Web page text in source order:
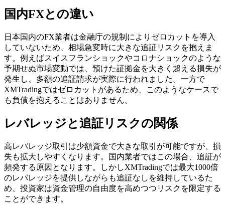
国内FXとの違い
日本国内のFX業者は金融庁の規制によりゼロカットを導入
していないため、相場急変時に大きな追証リスクを抱えま
す。例えばスイスフランショックやコロナショックのような
予期せぬ市場変動では、預けた証拠金を大きく超える損失が
発生し、多額の追証請求が実際に行われました。一方で
XMTradingではゼロカットがあるため、このようなケースで
も負債を抱えることはありません。
レバレッジと追証リスクの関係
高レバレッジ取引は少額資金で大きな取引が可能ですが、損
失も拡大しやすくなります。国内業者ではこの場合、追証が
頻発する原因となります。しかしXMTradingでは最大1000倍
のレバレッジを提供しながらも追証なしを維持しているた
め、投資家は資金管理の自由度を高めつつリスクを限定する
ことができます。